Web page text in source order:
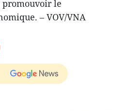
promouvoir le
– VOV/VNA